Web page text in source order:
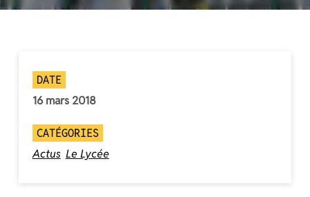
DATE
16 mars 2018
CATÉGORIES
Actus Le Lycée